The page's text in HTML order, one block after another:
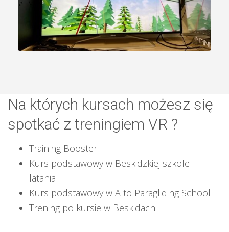
Na których kursach możesz się
spotkać z treningiem VR ?
Training Booster
Kurs podstawowy w Beskidzkiej szkole
latania
Kurs podstawowy w Alto Paragliding School
Trening po kursie w Beskidach